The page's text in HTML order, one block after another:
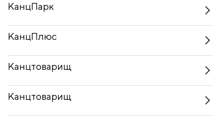
КанцПарк
КанцПлюс
Канцтоварищ
Канцтоварищ